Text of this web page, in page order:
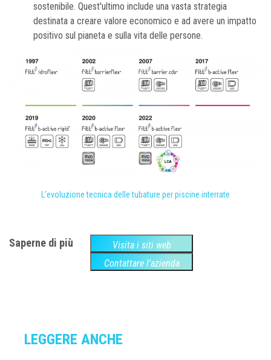
sostenibile. Quest'ultimo include una vasta strategia
destinata a creare valore economico e ad avere un impatto
positivo sul pianeta e sulla vita delle persone.
L'evoluzione tecnica delle tubature per piscine interrate
Saperne di più
Visita i siti web
Contattare l'azienda
LEGGERE ANCHE